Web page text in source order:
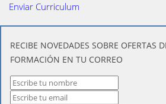
Enviar Curriculum
​RECIBE NOVEDADES SOBRE OFERTAS
FORMACIÓN EN TU CORREO